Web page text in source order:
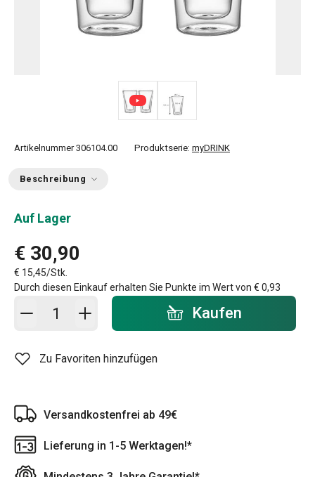
Artikelnummer 306104.00 Produktserie: myDRINK
Beschreibung
Auf Lager
€ 30,90
€ 15,45/Stk.
Durch diesen Einkauf erhalten Sie Punkte im Wert von € 0,93
In den Warenkorb - Menge Kaufen
Zu Favoriten hinzufügen
Versandkostenfrei ab 49€
Lieferung in 1-5 Werktagen!*